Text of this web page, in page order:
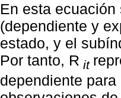
En esta
(dependiente y
estado, y el
Por tanto, R it
dependiente para